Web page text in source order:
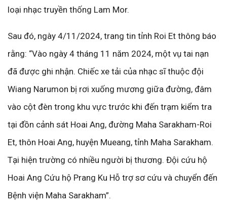
loại nhạc truyền thống Lam Mor.
Sau đó, ngày 4/11/2024, trang tin tỉnh Roi Et thông báo
rằng: “Vào ngày 4 tháng 11 năm 2024, một vụ tai nạn
đã được ghi nhận. Chiếc xe tải của nhạc sĩ thuộc đội
Wiang Narumon bị rơi xuống mương giữa đường, đâm
vào cột đèn trong khu vực trước khi đến trạm kiểm tra
tại đồn cảnh sát Hoai Ang, đường Maha Sarakham-Roi
Et, thôn Hoai Ang, huyện Mueang, tỉnh Maha Sarakham.
Tại hiện trường có nhiều người bị thương. Đội cứu hộ
Hoai Ang Cứu hộ Prang Ku Hỗ trợ sơ cứu và chuyển đến
Bệnh viện Maha Sarakham”.